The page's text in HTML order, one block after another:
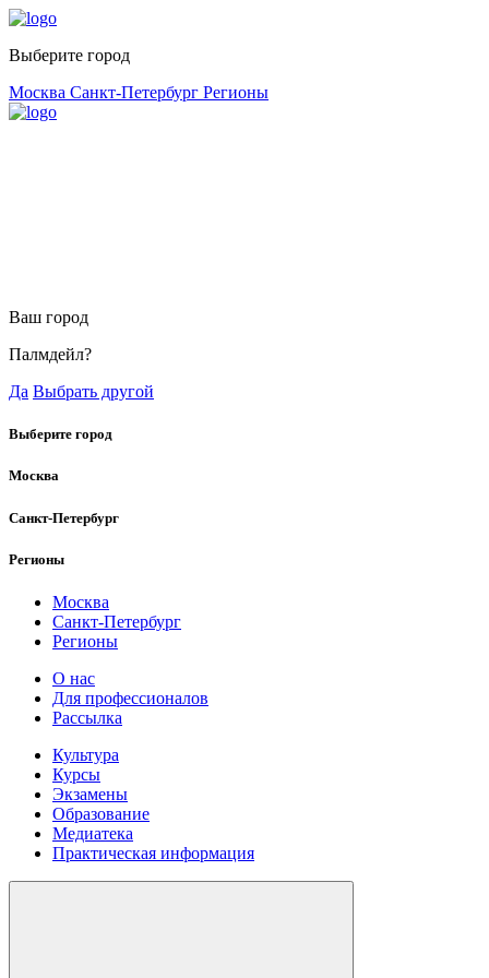
Выберите город
Москва Санкт-Петербург Регионы
Ваш город
Палмдейл?
Да Выбрать другой
Выберите город
Москва
Санкт-Петербург
Регионы
Москва
Санкт-Петербург
Регионы
О нас
Для профессионалов
Рассылка
Культура
Курсы
Экзамены
Образование
Медиатека
Практическая информация